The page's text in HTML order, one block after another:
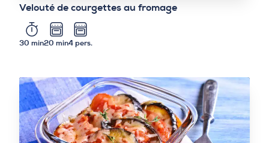
Velouté de courgettes au fromage
30 min20 min4 pers.